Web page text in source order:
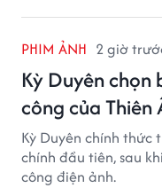
PHIM ẢNH 2 giờ
Kỳ Duyên
công của Thiên
Kỳ Duyên chính
chính đầu tiên, sau
công điện ảnh.